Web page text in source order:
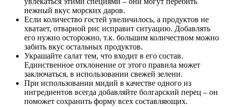
нежный вкус морских даров.
Если количество гостей увеличилось, а продуктов не
хватает, отварной рис исправит ситуацию. Добавлять
его нужно осторожно, т.к. большим количеством можно
забить вкус остальных продуктов.
Украшайте салат тем, что входит в его состав.
Единственное отклонение от этого правила может
заключаться, в использовании свежей зелени.
При использовании мидий в качестве одного из
ингредиентов всегда добавляйте болгарский перец – он
поможет сохранить форму всех составляющих.